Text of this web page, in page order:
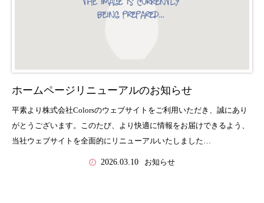
ホームページリニューアルのお知らせ
平素より株式会社Colorsのウェブサイトをご利用いただき、誠にあり
がとうございます。このたび、より快適に情報をお届けできるよう、
当社ウェブサイトを全面的にリニューアルいたしました…
2026.03.10 お知らせ